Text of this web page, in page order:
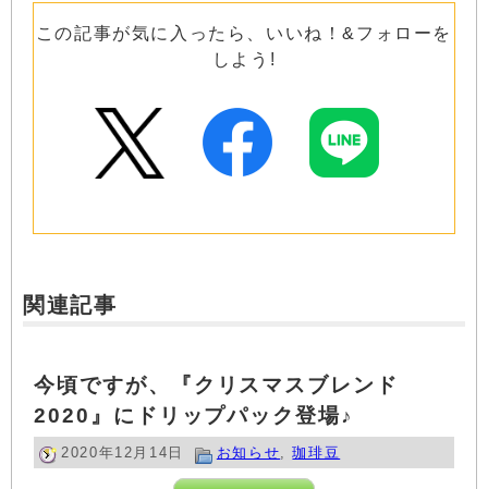
この記事が気に入ったら、いいね！&フォローを
しよう!
関連記事
今頃ですが、『クリスマスブレンド
2020』にドリップパック登場♪
2020年12月14日 お知らせ,珈琲豆